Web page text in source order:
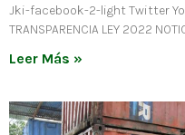
Jki-facebook-2-light Twitter
TRANSPARENCIA LEY 2022
Leer Más »